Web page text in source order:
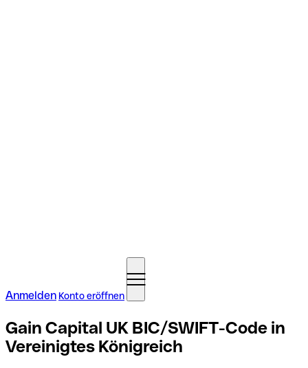
Anmelden Konto eröffnen
Gain Capital UK BIC/SWIFT-Code in
Vereinigtes Königreich